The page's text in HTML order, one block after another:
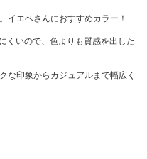
イエベさんにおすすめカラー！
くいので、色よりも質感を出した
な印象からカジュアルまで幅広く